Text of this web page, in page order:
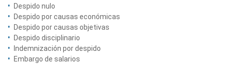
Despido nulo
Despido por causas económicas
Despido por causas objetivas
Despido disciplinario
Indemnización por despido
Embargo de salarios